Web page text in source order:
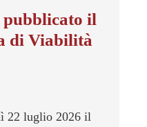
pubblicato il
di Viabilità
22 luglio 2026 il